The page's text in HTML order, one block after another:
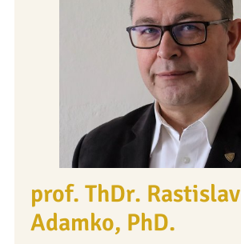
prof. ThDr. Rastislav
Adamko, PhD.